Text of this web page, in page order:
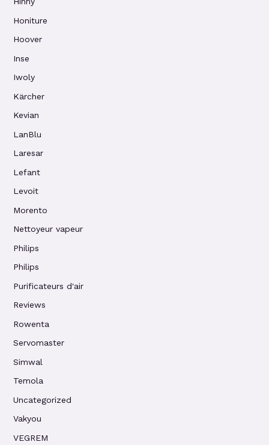
Honiture
Hoover
Inse
Iwoly
Kärcher
Kevian
LanBlu
Laresar
Lefant
Levoit
Morento
Nettoyeur vapeur
Philips
Philips
Purificateurs d'air
Reviews
Rowenta
Servomaster
Simwal
Temola
Uncategorized
Vakyou
VEGREM